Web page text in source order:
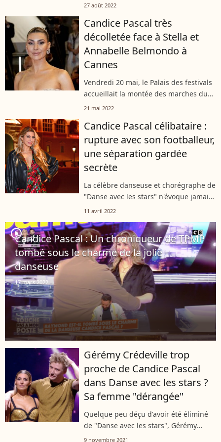
changé physiquement ces dernières
accessibles sur Instagram le prouvent.
27 août 2022
Candice Pascal très
décolletée face à Stella et
Annabelle Belmondo à
Cannes
Vendredi 20 mai, le Palais des festivals
accueillait la montée des marches du
film "Frère et soeur" avec Marion
VIP dont la jeune Stella Belmondo,...
21 mai 2022
Candice Pascal célibataire :
rupture avec son footballeur,
une séparation gardée
secrète
La célèbre danseuse et chorégraphe de
"Danse avec les stars" n'évoque jamais
sa vie privée. Elle vient de faire une
belle histoire d'amour. Candice...
11 avril 2022
player2
Candice Pascal : Un chroniqueur de TPMP
tombé sous le charme de la jolie
danseuse
17 mars 2022
Gérémy Crédeville trop
proche de Candice Pascal
dans Danse avec les stars ?
Sa femme "dérangée"
Quelque peu déçu d'avoir été éliminé
de "Danse avec les stars", Gérémy
Crédeville est également soulagé
9 novembre 2021